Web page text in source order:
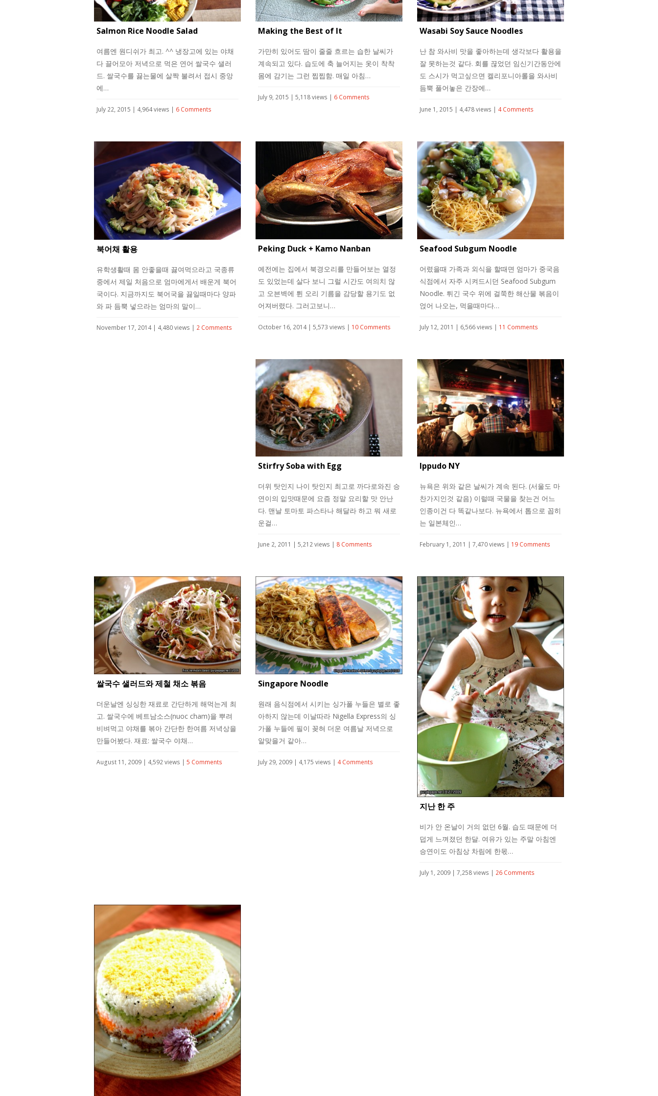
Salmon Rice Noodle Salad
여름엔 원디쉬가 최고. ^^ 냉장고에 있는 야채
다 끌어모아 저녁으로 먹은 연어 쌀국수 샐러
드. 쌀국수를 끓는물에 살짝 불려서 접시 중앙
에…
July 22, 2015 | 4,964 views | 6 Comments
Making the Best of It
가만히 있어도 땀이 줄줄 흐르는 습한 날씨가
계속되고 있다. 습도에 축 늘어지는 옷이 착착
몸에 감기는 그런 찝찝함. 매일 아침…
July 9, 2015 | 5,118 views | 6 Comments
Wasabi Soy Sauce Noodles
난 참 와사비 맛을 좋아하는데 생각보다 활용을
잘 못하는것 같다. 회를 끊었던 임신기간동안에
도 스시가 먹고싶으면 켈리포니아롤을 와사비
듬뿍 풀어놓은 간장에…
June 1, 2015 | 4,478 views | 4 Comments
북어채 활용
유학생활때 몸 안좋을때 끓여먹으라고 국종류
중에서 제일 처음으로 엄마에게서 배운게 북어
국이다. 지금까지도 북어국을 끓일때마다 양파
와 파 듬뿍 넣으라는 엄마의 말이…
November 17, 2014 | 4,480 views | 2 Comments
Peking Duck + Kamo Nanban
예전에는 집에서 북경오리를 만들어보는 열정
도 있었는데 살다 보니 그럴 시간도 여의치 않
고 오븐벽에 튄 오리 기름을 감당할 용기도 없
어져버렸다. 그러고보니…
October 16, 2014 | 5,573 views | 10 Comments
Seafood Subgum Noodle
어렸을때 가족과 외식을 할때면 엄마가 중국음
식점에서 자주 시켜드시던 Seafood Subgum
Noodle. 튀긴 국수 위에 걸쭉한 해산물 볶음이
얹어 나오는, 먹을때마다…
July 12, 2011 | 6,566 views | 11 Comments
Stirfry Soba with Egg
더위 탓인지 나이 탓인지 최고로 까다로와진 승
연이의 입맛때문에 요즘 정말 요리할 맛 안난
다. 맨날 토마토 파스타나 해달라 하고 뭐 새로
운걸…
June 2, 2011 | 5,212 views | 8 Comments
Ippudo NY
뉴욕은 위와 같은 날씨가 계속 된다. (서울도 마
찬가지인것 같음) 이럴때 국물을 찾는건 어느
인종이건 다 똑같나보다. 뉴욕에서 톱으로 꼽히
는 일본체인…
February 1, 2011 | 7,470 views | 19 Comments
쌀국수 샐러드와 제철 채소 볶음
더운날엔 싱싱한 재료로 간단하게 해먹는게 최
고. 쌀국수에 베트남소스(nuoc cham)을 뿌려
비벼먹고 야채를 볶아 간단한 한여름 저녁상을
만들어봤다. 재료: 쌀국수 야채…
August 11, 2009 | 4,592 views | 5 Comments
Singapore Noodle
원래 음식점에서 시키는 싱가폴 누들은 별로 좋
아하지 않는데 이날따라 Nigella Express의 싱
가폴 누들에 필이 꽂혀 더운 여름날 저녁으로
알맞을거 같아…
July 29, 2009 | 4,175 views | 4 Comments
지난 한 주
비가 안 온날이 거의 없던 6월. 습도 때문에 더
덥게 느껴졌던 한달. 여유가 있는 주말 아침엔
승연이도 아침상 차림에 한몫…
July 1, 2009 | 7,258 views | 26 Comments